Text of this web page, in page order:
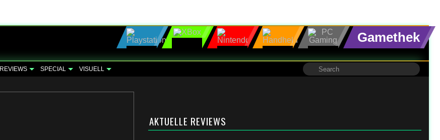
Gamethek
REVIEWS SPECIAL VISUELL
AKTUELLE REVIEWS